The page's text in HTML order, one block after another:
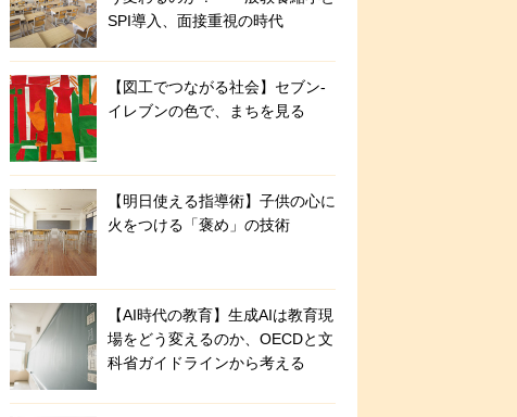
SPI導入、面接重視の時代
【図工でつながる社会】セブン‐
イレブンの色で、まちを見る
【明日使える指導術】子供の心に
火をつける「褒め」の技術
【AI時代の教育】生成AIは教育現
場をどう変えるのか、OECDと文
科省ガイドラインから考える